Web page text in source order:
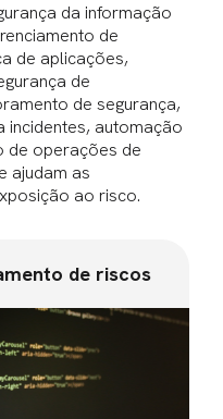
da informação
de
de aplicações,
de
de segurança,
incidentes, automação
de operações de
ajudam as
ao risco.
de riscos